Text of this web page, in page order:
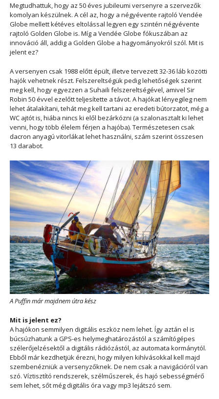
Megtudhattuk, hogy az 50 éves jubileumi versenyre a szervezők
komolyan készülnek. A cél az, hogy a négyévente rajtoló Vendée
Globe mellett kétéves eltolással legyen egy szintén négyévente
rajtoló Golden Globe is. Míg a Vendée Globe fókuszában az
innováció áll, addig a Golden Globe a hagyományokról szól. Mit is
jelent ez?
A versenyen csak 1988 előtt épült, illetve tervezett 32-36 láb közötti
hajók vehetnek részt. Felszereltségük pedig lehetőségek szerint
meg kell, hogy egyezzen a Suhaili felszereltségével, amivel Sir
Robin 50 évvel ezelőtt teljesítette a távot. A hajókat lényegileg nem
lehet átalakítani, tehát meg kell tartani az eredeti bútorzatot, még a
WC ajtót is, hiába nincs ki elől bezárkózni (a szalonasztalt ki lehet
venni, hogy több élelem férjen a hajóba). Természetesen csak
dacron anyagú vitorlákat lehet használni, szám szerint összesen
13 darabot.
A Puffin már majdnem útra kész
Mit is jelent ez?
A hajókon semmilyen digitális eszköz nem lehet. Így aztán el is
búcsúzhatunk a GPS-es helymeghatározástól a számítógépes
szélerőjelzésektől a digitális rádiózástól, az automata kormánytól.
Ebből már kezdhetjük érezni, hogy milyen kihívásokkal kell majd
szembenézniük a versenyzőknek. De nem csak a navigációról van
szó. Víztisztító rendszerek, szélműszerek, és hajó sebességmérő
sem lehet, sőt még digitális óra vagy mp3 lejátszó sem.